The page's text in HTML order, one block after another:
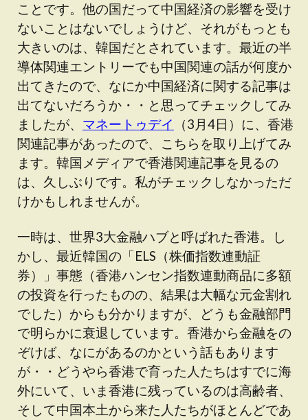
ことです。他の国だって中国経済の影響を受け
ないことはないでしょうけど、それがもっとも
大きいのは、韓国だとされています。最近の半
導体関連エントリーでも中国関連の話が何度か
出てきたので、なにか中国経済に関する記事は
出てないだろうか・・と思ってチェックしてみ
ましたが、 マネートゥデイ
（3月4日）に、香港
関連記事があったので、こちらを取り上げてみ
ます。韓国メディアで香港関連記事を見るの
は、久しぶりです。私がチェックしなかっただ
けかもしれませんが。
一時は、世界3大金融ハブと呼ばれた香港。し
かし、最近韓国の「ELS（株価指数連動証
券）」事態（香港ハンセン指数連動商品に多額
の投資を行ったものの、結果は大幅な元金割れ
でした）からも分かりますが、どうも金融部門
で明らかに衰退しています。香港から金融をの
ぞけば、なにがあるのかという話もあります
が・・どうやら香港で育った人たちはすでに海
外にいて、いま香港に残っているのは高齢者、
そして中国本土から来た人たちがほとんどであ